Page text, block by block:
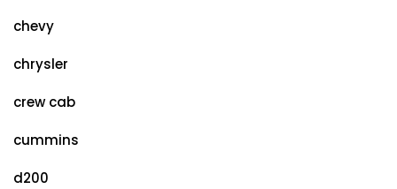
chevy
chrysler
crew cab
cummins
d200